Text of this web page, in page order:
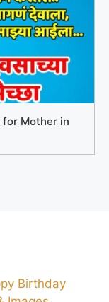
Mother in
Birthday